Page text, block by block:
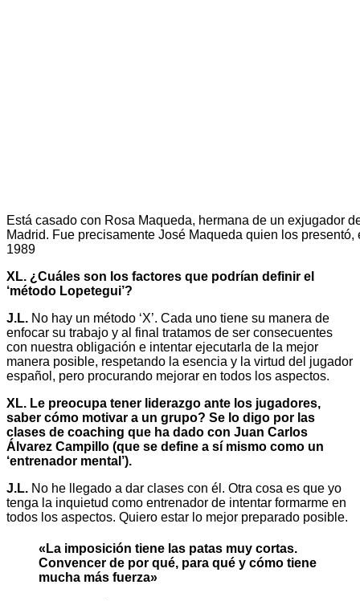
Está casado con Rosa Maqueda, hermana de un exjugador
Madrid. Fue precisamente José Maqueda quien los presentó,
1989
XL. ¿Cuáles son los factores que podrían definir el
‘método Lopetegui’?
J.L. No hay un método ‘X’. Cada uno tiene su manera de
enfocar su trabajo y al final tratamos de ser consecuentes
con nuestra obligación e intentar ejecutarla de la mejor
manera posible, respetando la esencia y la virtud del jugador
español, pero procurando mejorar en todos los aspectos.
XL. Le preocupa tener liderazgo ante los jugadores,
saber cómo motivar a un grupo? Se lo digo por las
clases de coaching que ha dado con Juan Carlos
Álvarez Campillo (que se define a sí mismo como un
‘entrenador mental’).
J.L. No he llegado a dar clases con él. Otra cosa es que yo
tenga la inquietud como entrenador de intentar formarme en
todos los aspectos. Quiero estar lo mejor preparado posible.
«La imposición tiene las patas muy cortas.
Convencer de por qué, para qué y cómo tiene
mucha más fuerza»